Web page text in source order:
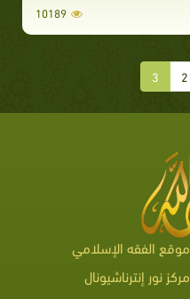
10189
2
3
موقع الفقه الإسلامي
مركز نور إنترناشيونال